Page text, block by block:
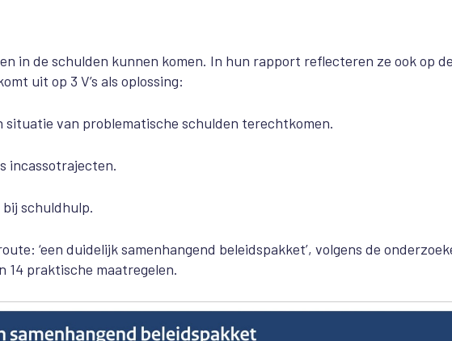
in de schulden kunnen komen. In hun rapport reflecteren ze ook op
uit op 3 V’s als oplossing:
situatie van problematische schulden terechtkomen.
incassotrajecten.
schuldhulp.
‘een duidelijk samenhangend beleidspakket’, volgens de
14 praktische maatregelen.